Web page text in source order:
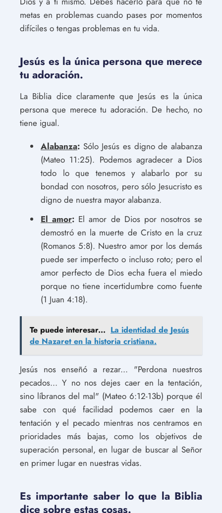
metas en problemas cuando pases por momentos
difíciles o tengas problemas en tu vida.
Jesús es la única persona que merece
tu adoración.
La Biblia dice claramente que Jesús es la única
persona que merece tu adoración. De hecho, no
tiene igual.
Alabanza: Sólo Jesús es digno de alabanza
(Mateo 11:25). Podemos agradecer a Dios
todo lo que tenemos y alabarlo por su
bondad con nosotros, pero sólo Jesucristo es
digno de nuestra mayor alabanza.
El amor: El amor de Dios por nosotros se
demostró en la muerte de Cristo en la cruz
(Romanos 5:8). Nuestro amor por los demás
puede ser imperfecto o incluso roto; pero el
amor perfecto de Dios echa fuera el miedo
porque no tiene incertidumbre como fuente
(1 Juan 4:18).
Te puede interesar... La identidad de Jesús
de Nazaret en la historia cristiana.
Jesús nos enseñó a rezar... "Perdona nuestros
pecados... Y no nos dejes caer en la tentación,
sino líbranos del mal" (Mateo 6:12-13b) porque él
sabe con qué facilidad podemos caer en la
tentación y el pecado mientras nos centramos en
prioridades más bajas, como los objetivos de
superación personal, en lugar de buscar al Señor
en primer lugar en nuestras vidas.
Es importante saber lo que la Biblia
dice sobre estas cosas.